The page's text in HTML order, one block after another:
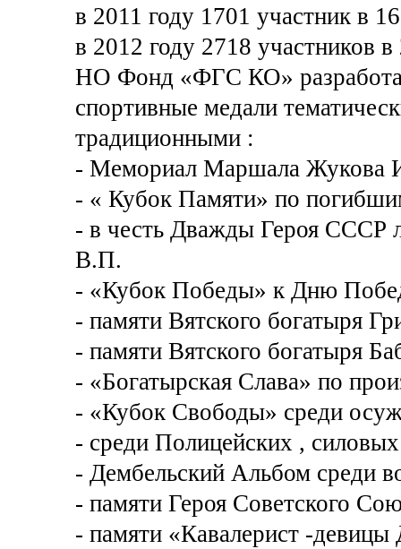
в 2011 году 1701 участник в
в 2012 году 2718 участников
НО Фонд «ФГС КО»
спортивные медали
традиционными :
- Мемориал Маршала Жукова
- « Кубок Памяти» по
- в честь Дважды Героя СССР
В.П.
- «Кубок Победы» к Дню
- памяти Вятского богатыря
- памяти Вятского богатыря
- «Богатырская Слава» по
- «Кубок Свободы» среди
- среди Полицейских ,
- Дембельский Альбом среди
- памяти Героя Советского
- памяти «Кавалерист -